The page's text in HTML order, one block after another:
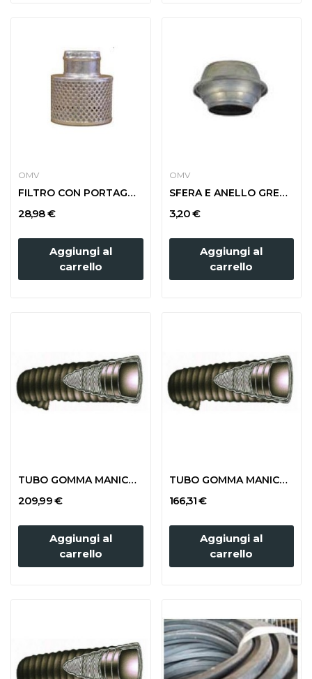
OMV
FILTRO CON PORTAGOMMA diam. 80
28,98 €
Aggiungi al
carrello
OMV
SFERA E ANELLO GREZZI d. 60
3,20 €
Aggiungi al
carrello
TUBO GOMMA MANICOTTATO DIAM. mm 150 lunghezza...
209,99 €
Aggiungi al
carrello
TUBO GOMMA MANICOTTATO DIAM. mm 120 lunghezza...
166,31 €
Aggiungi al
carrello